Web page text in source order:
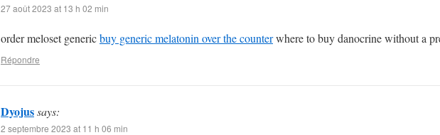
27 août 2023 at 13 h 02 min
order meloset genericbuy generic melatonin over the counterwhere to buy danocrine without a
Répondre
Dyojussays:
2 septembre 2023 at 11 h 06 min